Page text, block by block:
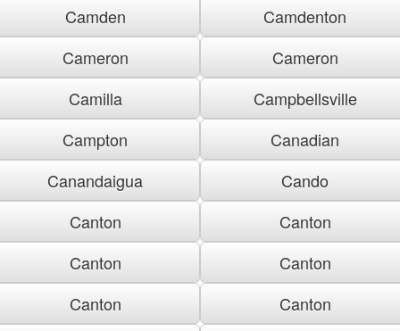
Camden
Camdenton
Cameron
Cameron
Camilla
Campbellsville
Campton
Canadian
Canandaigua
Cando
Canton
Canton
Canton
Canton
Canton
Canton